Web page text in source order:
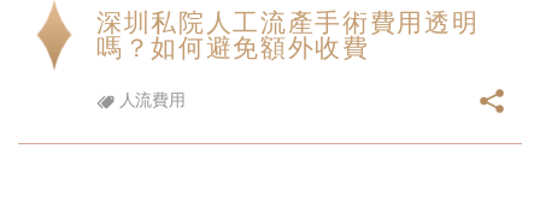
深圳私院人工流產手術費用透明
嗎？如何避免額外收費
人流費用